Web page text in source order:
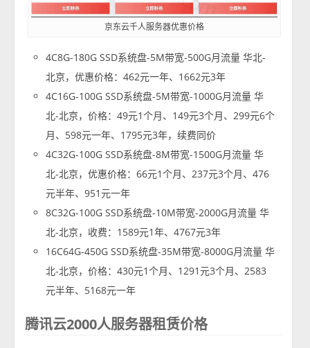
京东云千人服务器优惠价格
4C8G-180G SSD系统盘-5M带宽-500G月流量 华北-
北京，优惠价格：462元一年、1662元3年
4C16G-100G SSD系统盘-5M带宽-1000G月流量 华
北-北京，价格：49元1个月、149元3个月、299元6个
月、598元一年、1795元3年，续费同价
4C32G-100G SSD系统盘-8M带宽-1500G月流量 华
北-北京，优惠价格：66元1个月、237元3个月、476
元半年、951元一年
8C32G-100G SSD系统盘-10M带宽-2000G月流量 华
北-北京，收费：1589元1年、4767元3年
16C64G-450G SSD系统盘-35M带宽-8000G月流量 华
北-北京，价格：430元1个月、1291元3个月、2583
元半年、5168元一年
腾讯云2000人服务器租赁价格